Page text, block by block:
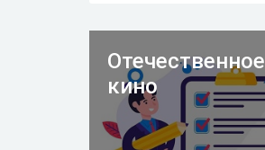
Отечественное
кино